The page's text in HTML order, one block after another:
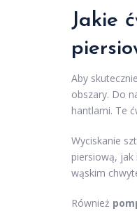
Jakie
Aby
obszary. Do
hantlami. Te
Wyciskanie
piersiową,
wąskim
Również